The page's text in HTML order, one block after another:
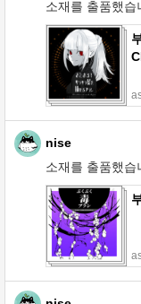
소재를 출품했습
nise
소재를 출품했습